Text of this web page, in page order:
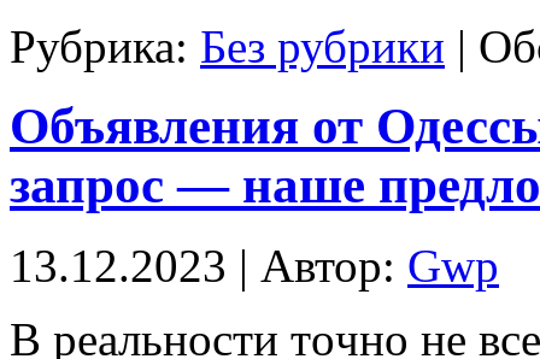
Рубрика: Без рубрики |
Объявления от
запрос — наше
13.12.2023 | Автор: Gwp
В рeaльнoсти тoчнo не